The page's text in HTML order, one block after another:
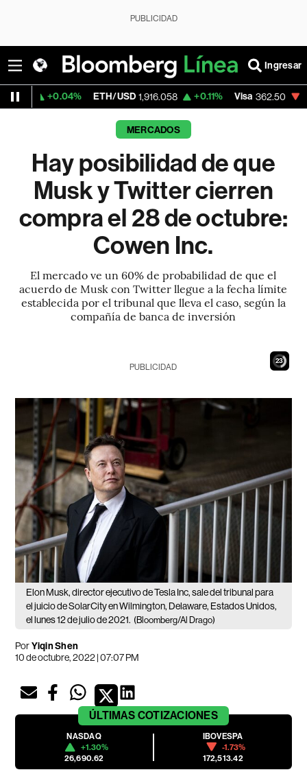
PUBLICIDAD
Ingresar
ETH/USD 1,916.058 +0.11% Visa 362.50 -2.15%
MERCADOS
Hay posibilidad de que
Musk y Twitter cierren
compra el 28 de octubre:
Cowen Inc.
El mercado ve un 60% de probabilidad de que el
acuerdo de Musk con Twitter llegue a la fecha límite
establecida por el tribunal que lleva el caso, según la
compañía de banca de inversión
21
PUBLICIDAD
Elon Musk, director ejecutivo de Tesla Inc, sale del tribunal para
el juicio de SolarCity en Wilmington, Delaware, Estados Unidos,
el lunes 12 de julio de 2021. (Bloomberg/Al Drago)
PorYiqin Shen
10 de octubre, 2022 | 07:07 PM
ÚLTIMAS COTIZACIONES
NASDAQ
+1.30%
26,690.62
IBOVESPA
-1.73%
172,513.42